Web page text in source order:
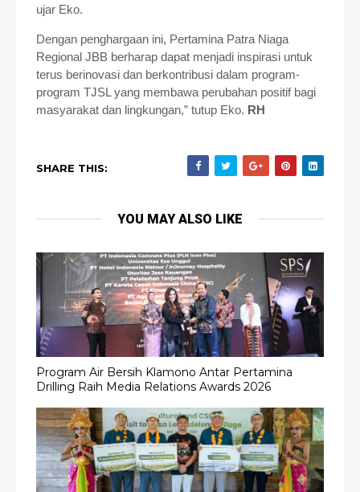
ujar Eko.
Dengan penghargaan ini, Pertamina Patra Niaga
Regional JBB berharap dapat menjadi inspirasi untuk
terus berinovasi dan berkontribusi dalam program-
program TJSL yang membawa perubahan positif bagi
masyarakat dan lingkungan,” tutup Eko. RH
SHARE THIS:
YOU MAY ALSO LIKE
Program Air Bersih Klamono Antar Pertamina
Drilling Raih Media Relations Awards 2026